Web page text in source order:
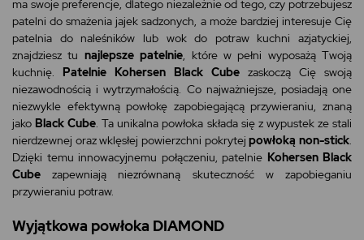
ma swoje preferencje, dlatego niezależnie od tego, czy potrzebujesz
patelni do smażenia jajek sadzonych, a może bardziej interesuje Cię
patelnia do naleśników lub wok do potraw kuchni azjatyckiej,
znajdziesz tu najlepsze patelnie, które w pełni wyposażą Twoją
kuchnię. Patelnie Kohersen Black Cube zaskoczą Cię swoją
niezawodnością i wytrzymałością. Co najważniejsze, posiadają one
niezwykle efektywną powłokę zapobiegającą przywieraniu, znaną
jako Black Cube. Ta unikalna powłoka składa się z wypustek ze stali
nierdzewnej oraz wklęsłej powierzchni pokrytejpowłoką non-stick.
Dzięki temu innowacyjnemu połączeniu, patelnie Kohersen Black
Cube zapewniają niezrównaną skuteczność w zapobieganiu
przywieraniu potraw.
Wyjątkowa powłoka DIAMOND